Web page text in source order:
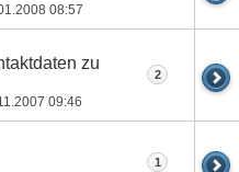
08:57
zu
09:46
2
1